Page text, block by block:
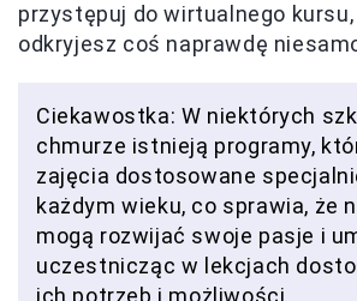
przystępuj do wirtualnego kursu,
odkryjesz coś naprawdę
Ciekawostka: W niektórych
chmurze istnieją programy,
zajęcia dostosowane
każdym wieku, co sprawia, że
mogą rozwijać swoje pasje i
uczestnicząc w lekcjach
ich potrzeb i możliwości.